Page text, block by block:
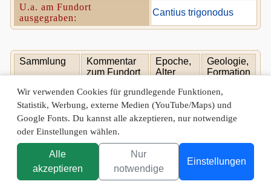
Wir verwenden Cookies für grundlegende Funktionen,
Statistik, Werbung, externe Medien (YouTube/Maps) und
Google Fonts. Du kannst alle akzeptieren, nur notwendige
oder Einstellungen wählen.
Alle
akzeptieren
Nur
notwendige
Einstellungen
U.a. am Fundort
ausgegraben:
Cantius trigonodus
Sammlung
Kommentar
zum Fundort
Epoche,
Alter
Geologie,
Formation
MP-143
Quad =
Gilmore Hill,
Township =
53N, Range =
98W, Section
= 21
Ypresian
zwischen
50.3 und
55.8
Jahren
Willwood
Kommentar
Stratigraphie